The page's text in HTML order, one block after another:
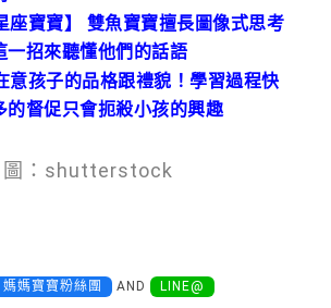
座寶寶】 雙魚寶寶擅長圖像式思考
一招來聽懂他們的話語
意孩子的品格跟禮貌！學習過程快
的督促只會扼殺小孩的興趣
圖：shutterstock
媽媽寶寶粉絲團 AND LINE@